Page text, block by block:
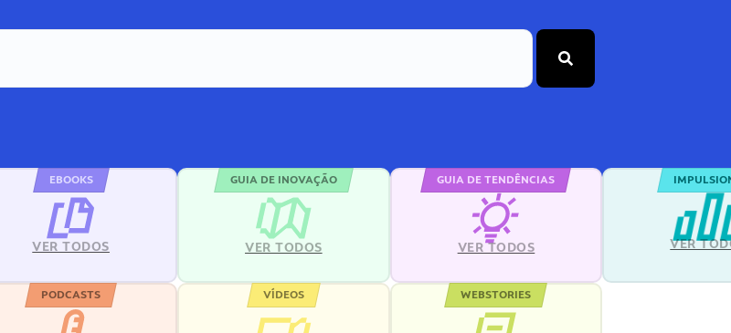
EBOOKS
VER TODOS
GUIA DE INOVAÇÃO
VER TODOS
GUIA DE TENDÊNCIAS
VER TODOS VER
PODCASTS VÍDEOS WEBSTORIES